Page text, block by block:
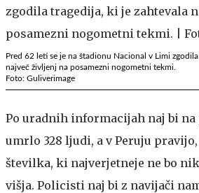
Pred 62 leti se je na štadionu Nacional v Limi
največ življenj na posamezni nogometni tekmi.
Foto: Guliverimage
Po uradnih informacijah naj bi na
umrlo 328 ljudi, a v Peruju
številka, ki najverjetneje ne bo
višja. Policisti naj bi z navijači